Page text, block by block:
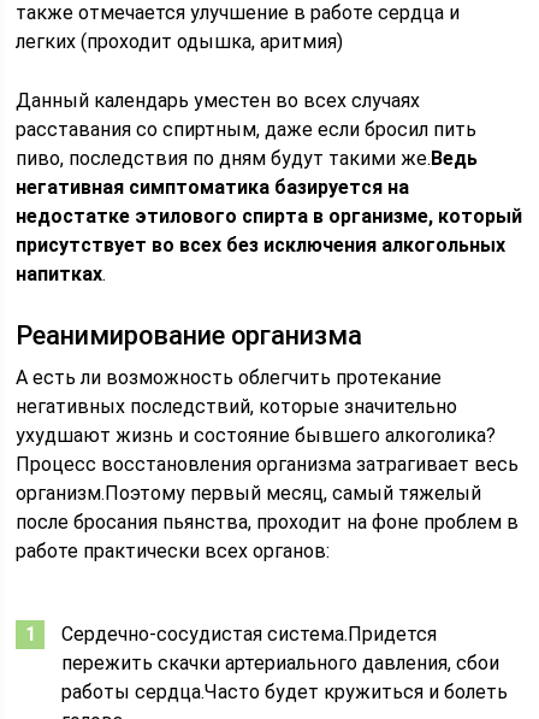
также отмечается улучшение в работе сердца и
легких (проходит одышка, аритмия)
Данный календарь уместен во всех случаях
расставания со спиртным, даже если бросил пить
пиво, последствия по дням будут такими же.Ведь
негативная симптоматика базируется на
недостатке этилового спирта в организме, который
присутствует во всех без исключения алкогольных
напитках.
Реанимирование организма
А есть ли возможность облегчить протекание
негативных последствий, которые значительно
ухудшают жизнь и состояние бывшего алкоголика?
Процесс восстановления организма затрагивает весь
организм.Поэтому первый месяц, самый тяжелый
после бросания пьянства, проходит на фоне проблем в
работе практически всех органов:
Сердечно-сосудистая система.Придется
пережить скачки артериального давления, сбои
работы сердца.Часто будет кружиться и болеть